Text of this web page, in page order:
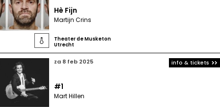

Hè Fijn
Martijn Crins
Theater de Musketon
Utrecht
za 8 feb 2025
#1
Mart Hillen
info & tickets